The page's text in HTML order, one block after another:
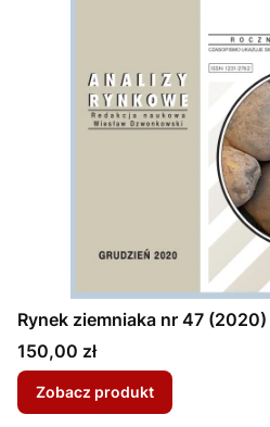
Rynek ziemniaka nr 47 (2020)
Cena
150,00 zł
Zobacz produkt